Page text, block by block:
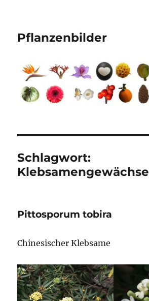
Pflanzenbilder
Schlagwort:
Klebsamengewächse
Pittosporum tobira
Chinesischer Klebsame